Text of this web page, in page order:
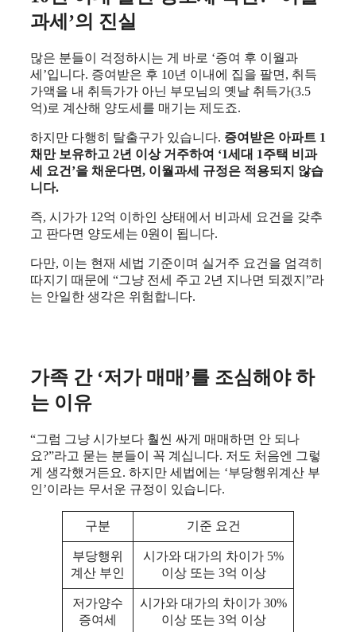
과세’의 진실
많은 분들이 걱정하시는 게 바로 ‘증여 후 이월과
세’입니다. 증여받은 후 10년 이내에 집을 팔면, 취득
가액을 내 취득가가 아닌 부모님의 옛날 취득가(3.5
억)로 계산해 양도세를 매기는 제도죠.
하지만 다행히 탈출구가 있습니다. 증여받은 아파트 1
채만 보유하고 2년 이상 거주하여 ‘1세대 1주택 비과
세 요건’을 채운다면, 이월과세 규정은 적용되지 않습
니다.
즉, 시가가 12억 이하인 상태에서 비과세 요건을 갖추
고 판다면 양도세는 0원이 됩니다.
다만, 이는 현재 세법 기준이며 실거주 요건을 엄격히
따지기 때문에 “그냥 전세 주고 2년 지나면 되겠지”라
는 안일한 생각은 위험합니다.
가족 간 ‘저가 매매’를 조심해야 하
는 이유
“그럼 그냥 시가보다 훨씬 싸게 매매하면 안 되나
요?”라고 묻는 분들이 꼭 계십니다. 저도 처음엔 그렇
게 생각했거든요. 하지만 세법에는 ‘부당행위계산 부
인’이라는 무서운 규정이 있습니다.
구분 기준 요건
부당행위
계산 부인
시가와 대가의 차이가 5%
이상 또는 3억 이상
저가양수
증여세
시가와 대가의 차이가 30%
이상 또는 3억 이상